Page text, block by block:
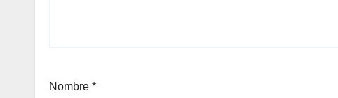
Nombre *